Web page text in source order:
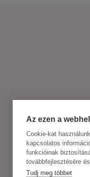
Az ezen a
Cookie-kat
kapcsolatos
funkcióinak
továbbfejlesztésére
Tudj meg többet